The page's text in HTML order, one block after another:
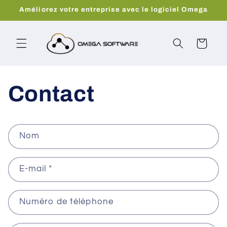
passer
au
Améliorez votre entreprise avec le logiciel Omega
Panier
Contact
F
o
r
m
l
a
Nom
E-mail *
Numéro de téléphone